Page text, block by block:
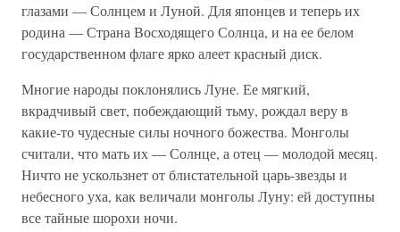
глазами — Солнцем и Луной. Для японцев и теперь их
родина — Страна Восходящего Солнца, и на ее белом
государственном флаге ярко алеет красный диск.
Многие народы поклонялись Луне. Ее мягкий,
вкрадчивый свет, побеждающий тьму, рождал веру в
какие-то чудесные силы ночного божества. Монголы
считали, что мать их — Солнце, а отец — молодой месяц.
Ничто не ускользнет от блистательной царь-звезды и
небесного уха, как величали монголы Луну: ей доступны
все тайные шорохи ночи.